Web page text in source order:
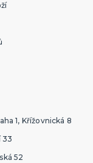
1, Křížovnická 8
33
52